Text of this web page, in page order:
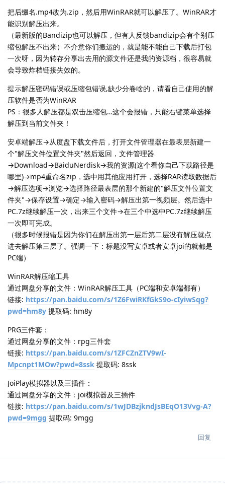
把后缀名.mp4改为.zip，然后用WinRAR就可以解压了。WinRAR才
能识别解压出来。
（最新版的Bandizip也可以解压，但有人反馈bandizip会有个别压
缩包解压不出来）不介意你们搬运的，就是能不能自己下载后打包
一次呀，因为转存分享出去用的源文件还是我的资源档，很容易就
会导致炸档链接失效的。
提示解压密码错误或压缩包错误,缺少分卷啥的，请看自己使用的解
压软件是否为WinRAR
PS：很多人解压都是双击压缩包…这个会报错，只能右键菜单选择
解压到当前文件夹！
安卓端解压→从度盘下载文件后，打开文件管理器在最表层新建一
个"解压文件位置文件夹"然后返回，文件管理器
→Download→BaiduNerdisk→我的资源(这个看你自己下载路径是
哪里)→mp4重命名zip，选中用其他应用打开，选择RAR读取数据后
→解压选项→浏览→选择路径最表层的那个新建的"解压文件位置文
件夹"→保存设置→确定→输入密码→解压出第一视频层。然后选中
PC.7z继续解压一次，出来三个文件→在三个中选中PC.7z继续解压
一次即可完成。
（很多时候报错是因为你们在解压出第一层后第二层没有解压就点
进去解压第三层了。强调一下：标题没写安卓或者安卓joi的就都是
PC端）
WinRAR解压缩工具
通过网盘分享的文件：WinRAR解压工具（PC端和安卓端都有）
链接: https://pan.baidu.com/s/1Z6FwiRKfGkS9o-cIyiwSqg?
pwd=hm8y 提取码: hm8y
PRG三件套：
通过网盘分享的文件：rpg三件套
链接: https://pan.baidu.com/s/1ZFCZnZTV9wI-
Mpcnpt1MOw?pwd=8ssk 提取码: 8ssk
JoiPlay模拟器以及三插件：
通过网盘分享的文件：joi模拟器及三插件
链接: https://pan.baidu.com/s/1wJDBzjkndJsBEqO13Vvg-A?
pwd=9mgg 提取码: 9mgg
回复